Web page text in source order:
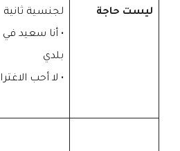
ليست حاجة
لجنسية ثانية
• أنا سعيد في
بلدي
• لا أحب